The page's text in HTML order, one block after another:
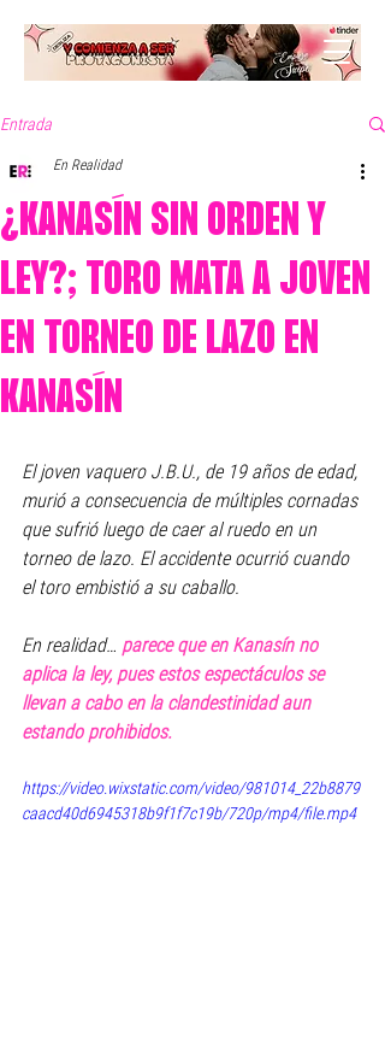
Entrada
¿KANASÍN SIN ORDEN Y
LEY?; TORO MATA A JOVEN
EN TORNEO DE LAZO EN
KANASÍN
En Realidad
El joven vaquero J.B.U., de 19 años de edad,
murió a consecuencia de múltiples cornadas
que sufrió luego de caer al ruedo en un
torneo de lazo. El accidente ocurrió cuando
el toro embistió a su caballo.
En realidad… parece que en Kanasín no
aplica la ley, pues estos espectáculos se
llevan a cabo en la clandestinidad aun
estando prohibidos.
https://video.wixstatic.com/video/981014_22b8879
caacd40d6945318b9f1f7c19b/720p/mp4/file.mp4